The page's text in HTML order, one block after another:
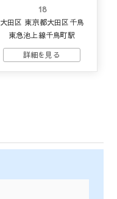
18
大田区 東京都大田区千鳥
東急池上線千鳥町駅